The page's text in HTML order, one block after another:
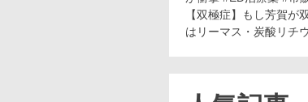
【双極症】もし芳賀が
はリーマス・炭酸リチ